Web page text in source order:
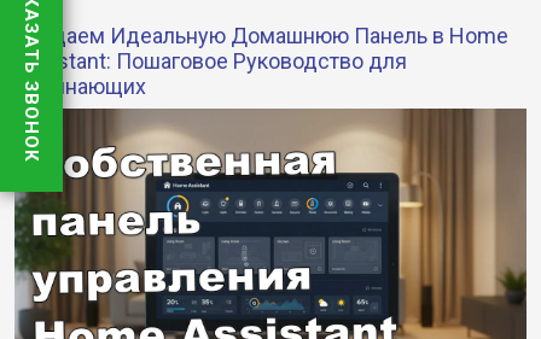
Создаем Идеальную Домашнюю Панель в Home
Assistant: Пошаговое Руководство для
Начинающих
ЗАКАЗАТЬ ЗВОНОК